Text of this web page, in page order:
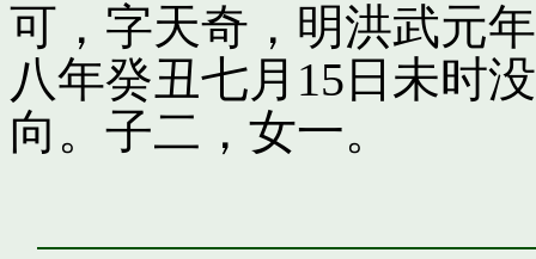
可，字天奇，明洪武元
八年癸丑七月15日未时
向。子二，女一。